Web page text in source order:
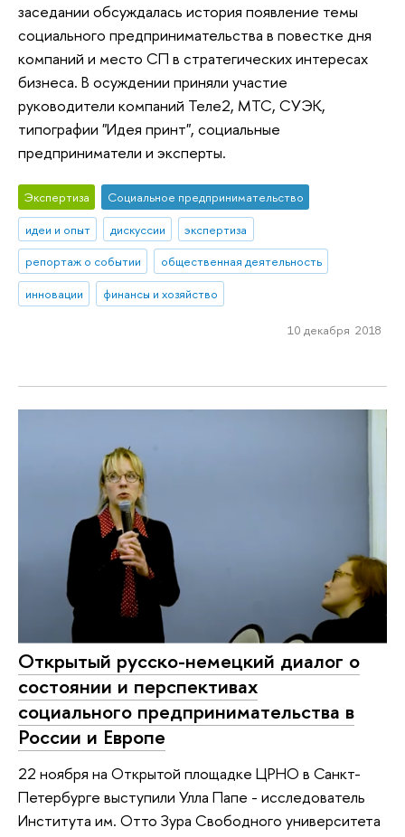
заседании обсуждалась история появление темы
социального предпринимательства в повестке дня
компаний и место СП в стратегических интересах
бизнеса. В осуждении приняли участие
руководители компаний Теле2, МТС, СУЭК,
типографии "Идея принт", социальные
предприниматели и эксперты.
Экспертиза
Социальное предпринимательство
идеи и опыт
дискуссии
экспертиза
репортаж о событии
общественная деятельность
инновации
финансы и хозяйство
10 декабря 2018
Открытый русско-немецкий диалог о
состоянии и перспективах
социального предпринимательства в
России и Европе
22 ноября на Открытой площадке ЦРНО в Санкт-
Петербурге выступили Улла Папе - исследователь
Института им. Отто Зура Свободного университета